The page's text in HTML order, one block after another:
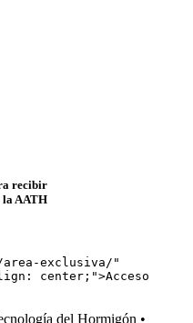
recibir
la AATH
exclusiva/"
center;">Acceso
del Hormigón •